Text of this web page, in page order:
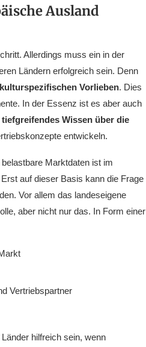
Ausland
Allerdings muss ein in der
Ländern erfolgreich sein. Denn
Vorlieben. Dies
In der Essenz ist es aber auch
tiefgreifendes Wissen über die
entwickeln.
Marktdaten ist im
auf dieser Basis kann die Frage
Vor allem das landeseigene
aber nicht nur das. In Form einer
Vertriebspartner
hilfreich sein, wenn